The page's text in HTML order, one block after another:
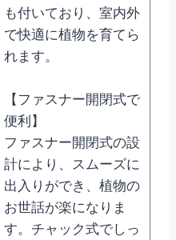
も付いており、室内外
で快適に植物を育てら
れます。
【ファスナー開閉式で
便利】
ファスナー開閉式の設
計により、スムーズに
出入りができ、植物の
お世話が楽になりま
す。チャック式でしっ